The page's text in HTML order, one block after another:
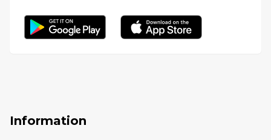
Information